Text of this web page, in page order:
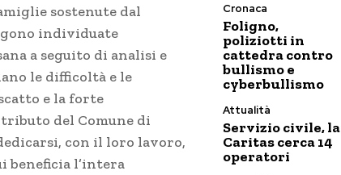
sostenute dal
individuate
a seguito di analisi e
le difficoltà e le
e la forte
del Comune di
con il loro lavoro,
beneficia l’intera
Cronaca
Foligno,
poliziotti in
cattedra contro
bullismo e
cyberbullismo
Attualità
Servizio civile, la
Caritas cerca 14
operatori